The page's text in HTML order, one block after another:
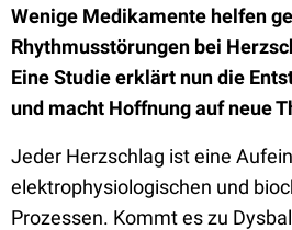
Wenige Medikamente helfen
Rhythmusstörungen bei
Eine Studie erklärt nun die
und macht Hoffnung auf neue
Jeder Herzschlag ist eine
elektrophysiologischen und
Prozessen. Kommt es zu